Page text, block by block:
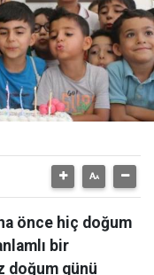
önce hiç doğum
bir
doğum günü